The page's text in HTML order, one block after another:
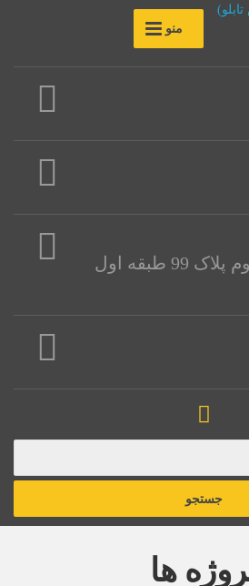
منو
نبش نگارستان سوم پلاک 99 طبقه اول
ها